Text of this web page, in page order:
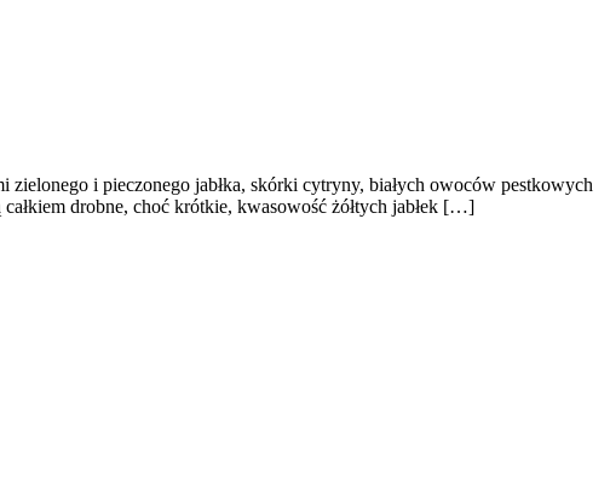
zielonego i pieczonego jabłka, skórki cytryny, białych owoców pestkowych
drobne, choć krótkie, kwasowość żółtych jabłek […]